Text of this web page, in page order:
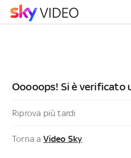
Ooooops! Si è verificato
Riprova più tardi
Torna a Video Sky